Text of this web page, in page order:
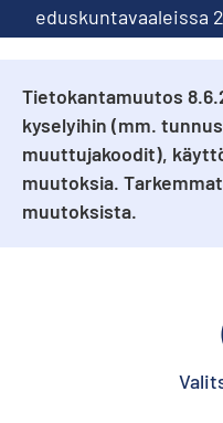
eduskuntavaaleissa
Tietokantamuutos
kyselyihin (mm.
muuttujakoodit),
muutoksia. Tarkemmat
muutoksista.